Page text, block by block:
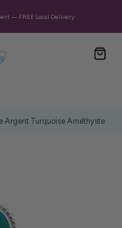
— FREE Local Delivery
Argent Turquoise Améthyste